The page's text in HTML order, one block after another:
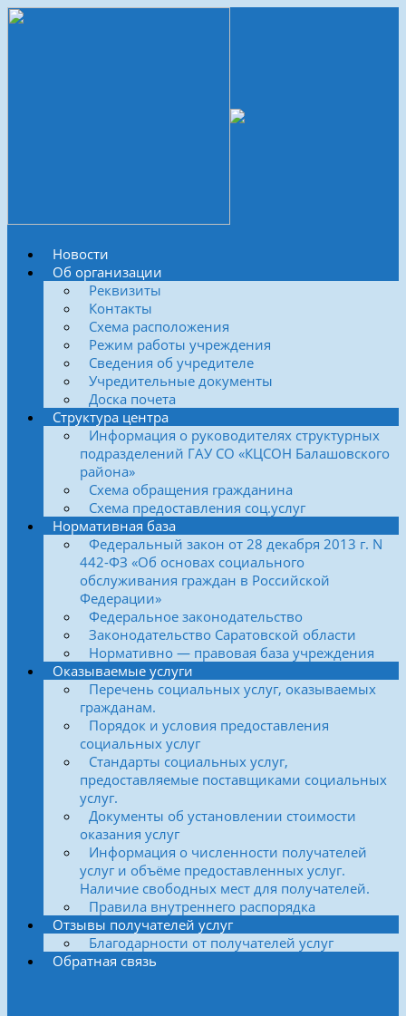
Новости
Об организации
Реквизиты
Контакты
Схема расположения
Режим работы учреждения
Сведения об учредителе
Учредительные документы
Доска почета
Структура центра
Информация о руководителях структурных
подразделений ГАУ СО «КЦСОН Балашовского
района»
Схема обращения гражданина
Схема предоставления соц.услуг
Нормативная база
Федеральный закон от 28 декабря 2013 г. N
442-ФЗ «Об основах социального
обслуживания граждан в Российской
Федерации»
Федеральное законодательство
Законодательство Саратовской области
Нормативно — правовая база учреждения
Оказываемые услуги
Перечень социальных услуг, оказываемых
гражданам.
Порядок и условия предоставления
социальных услуг
Стандарты социальных услуг,
предоставляемые поставщиками социальных
услуг.
Документы об установлении стоимости
оказания услуг
Информация о численности получателей
услуг и объёме предоставленных услуг.
Наличие свободных мест для получателей.
Правила внутреннего распорядка
Отзывы получателей услуг
Благодарности от получателей услуг
Обратная связь